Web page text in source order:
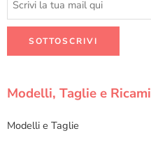
Modelli, Taglie e Ricami
Modelli e Taglie